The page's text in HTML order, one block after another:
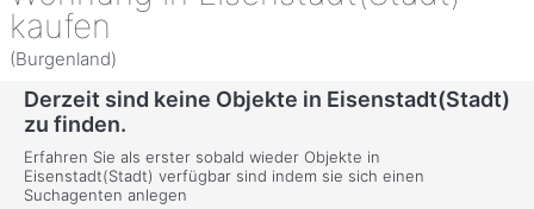
kaufen
(Burgenland)
Derzeit sind keine Objekte in Eisenstadt(Stadt)
zu finden.
Erfahren Sie als erster sobald wieder Objekte in
Eisenstadt(Stadt) verfügbar sind indem sie sich einen
Suchagenten anlegen